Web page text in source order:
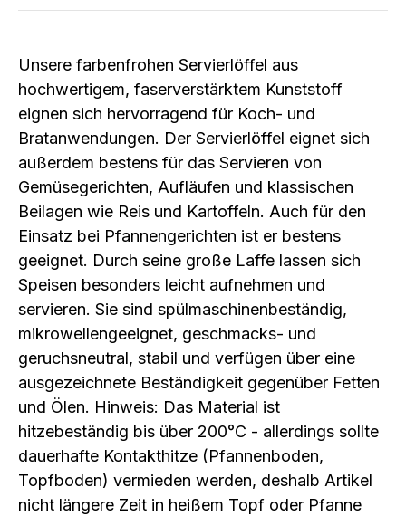
Unsere farbenfrohen Servierlöffel aus
hochwertigem, faserverstärktem Kunststoff
eignen sich hervorragend für Koch- und
Bratanwendungen. Der Servierlöffel eignet sich
außerdem bestens für das Servieren von
Gemüsegerichten, Aufläufen und klassischen
Beilagen wie Reis und Kartoffeln. Auch für den
Einsatz bei Pfannengerichten ist er bestens
geeignet. Durch seine große Laffe lassen sich
Speisen besonders leicht aufnehmen und
servieren. Sie sind spülmaschinenbeständig,
mikrowellengeeignet, geschmacks- und
geruchsneutral, stabil und verfügen über eine
ausgezeichnete Beständigkeit gegenüber Fetten
und Ölen. Hinweis: Das Material ist
hitzebeständig bis über 200°C - allerdings sollte
dauerhafte Kontakthitze (Pfannenboden,
Topfboden) vermieden werden, deshalb Artikel
nicht längere Zeit in heißem Topf oder Pfanne